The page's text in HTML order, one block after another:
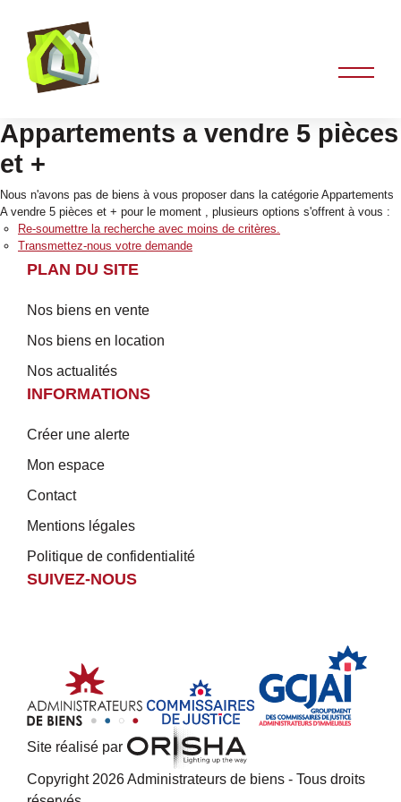
Appartements a vendre 5 pièces
et +
Nous n'avons pas de biens à vous proposer dans la catégorie Appartements
A vendre 5 pièces et + pour le moment , plusieurs options s'offrent à vous :
Re-soumettre la recherche avec moins de critères.
Transmettez-nous votre demande
PLAN DU SITE
Nos biens en vente
Nos biens en location
Nos actualités
INFORMATIONS
Créer une alerte
Mon espace
Contact
Mentions légales
Politique de confidentialité
SUIVEZ-NOUS
Site réalisé par
Copyright 2026 Administrateurs de biens - Tous droits